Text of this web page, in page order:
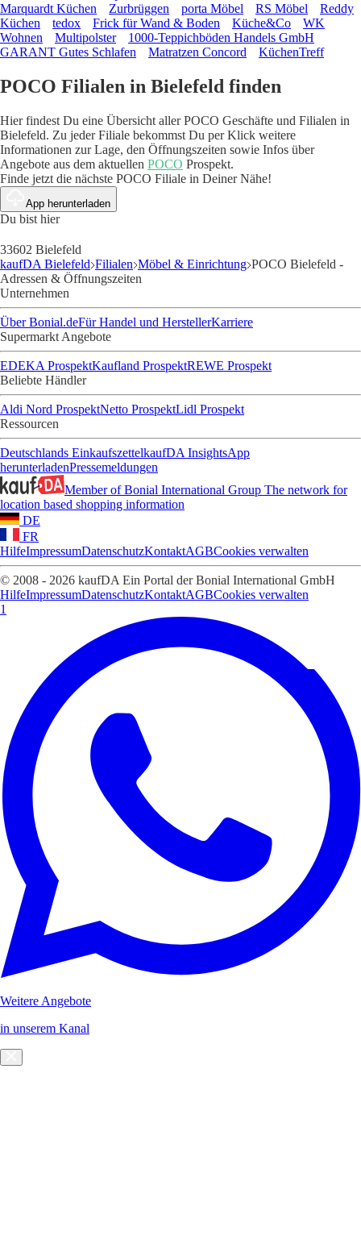
Marquardt Küchen
Zurbrüggen porta Möbel RS Möbel
Reddy
Küchen
tedox Frick für Wand & Boden Küche&Co
WK
Wohnen
Multipolster
1000-Teppichböden Handels GmbH
GARANT Gutes Schlafen
Matratzen Concord KüchenTreff
POCO Filialen in Bielefeld finden
Hier findest Du eine Übersicht aller POCO Geschäfte und Filialen in
Bielefeld. Zu jeder Filiale bekommst Du per Klick weitere
Informationen zur Lage, den Öffnungszeiten sowie Infos über
Angebote aus dem aktuellen POCO Prospekt.
Finde jetzt die nächste POCO Filiale in Deiner Nähe!
App herunterladen
Du bist hier
33602 Bielefeld
kaufDA Bielefeld Filialen Möbel & Einrichtung POCO Bielefeld -
Adressen & Öffnungszeiten
Unternehmen
Über Bonial.deFür Handel und HerstellerKarriere
Supermarkt Angebote
EDEKA ProspektKaufland ProspektREWE Prospekt
Beliebte Händler
Aldi Nord ProspektNetto ProspektLidl Prospekt
Ressourcen
Deutschlands EinkaufszettelkaufDA InsightsApp
herunterladenPressemeldungen
Member of Bonial International Group The network for
location based shopping information
DE
FR
HilfeImpressumDatenschutzKontaktAGBCookies verwalten
© 2008 - 2026 kaufDA Ein Portal der Bonial International GmbH
HilfeImpressumDatenschutzKontaktAGBCookies verwalten
1
Weitere Angebote
in unserem Kanal